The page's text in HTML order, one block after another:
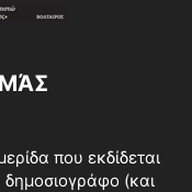
που εκδίδεται
(και